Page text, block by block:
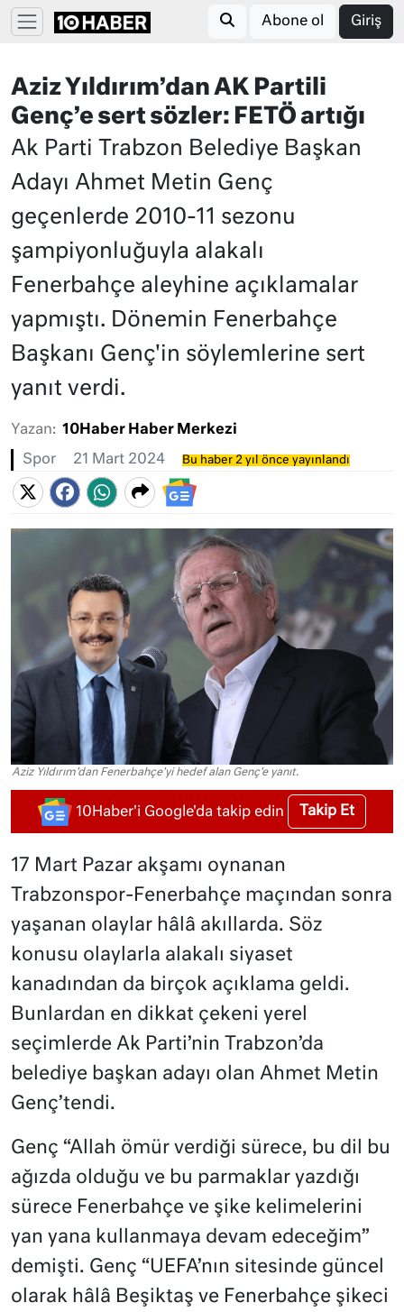
Abone ol Giriş
Aziz Yıldırım’dan AK Partili
Genç’e sert sözler: FETÖ artığı
Ak Parti Trabzon Belediye Başkan
Adayı Ahmet Metin Genç
geçenlerde 2010-11 sezonu
şampiyonluğuyla alakalı
Fenerbahçe aleyhine açıklamalar
yapmıştı. Dönemin Fenerbahçe
Başkanı Genç'in söylemlerine sert
yanıt verdi.
Yazan: 10Haber Haber Merkezi
Spor 21 Mart 2024 Bu haber 2 yıl önce yayınlandı
Aziz Yıldırım'dan Fenerbahçe'yi hedef alan Genç'e yanıt.
10Haber'i Google'da takip edin Takip Et
17 Mart Pazar akşamı oynanan
Trabzonspor-Fenerbahçe maçından sonra
yaşanan olaylar hâlâ akıllarda. Söz
konusu olaylarla alakalı siyaset
kanadından da birçok açıklama geldi.
Bunlardan en dikkat çekeni yerel
seçimlerde Ak Parti’nin Trabzon’da
belediye başkan adayı olan Ahmet Metin
Genç’tendi.
Genç “Allah ömür verdiği sürece, bu dil bu
ağızda olduğu ve bu parmaklar yazdığı
sürece Fenerbahçe ve şike kelimelerini
yan yana kullanmaya devam edeceğim”
demişti. Genç “UEFA’nın sitesinde güncel
olarak hâlâ Beşiktaş ve Fenerbahçe şikeci